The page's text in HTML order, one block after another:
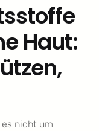
Haut:
nicht um